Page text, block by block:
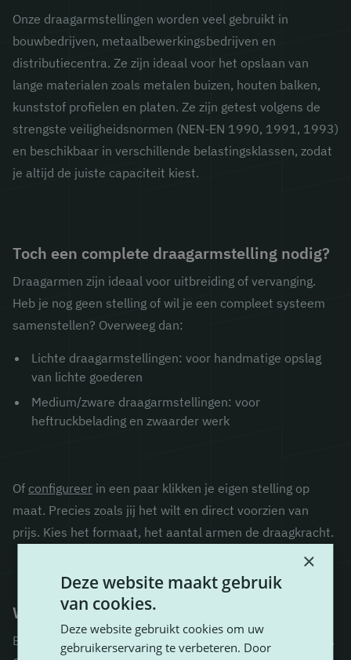
Onze draagarmstellingen worden veel gebruikt in
bouwbedrijven, metaalbewerkingsbedrijven en
distributiecentra. Ze zijn ideaal voor het opslaan van
lange materialen zoals metalen buizen, houten balken,
kunststof profielen en platen. Ze zijn getest volgens de
strengste veiligheidsnormen (NEN-EN 1990, 1991, 1993)
en beschikbaar in verschillende belastingsklassen, zodat
je altijd de juiste capaciteit kiest.
Toch een complete draagarmstelling nodig?
Draagarmen zijn ideaal voor uitbreiding of vervanging.
Heb je nog geen stelling of wil je een compleet systeem
samenstellen? Overweeg dan:
Lichte draagarmstellingen: voor handmatige opslag
van lichte goederen
Medium/zware draagarmstellingen: voor
heftruckbelading en zwaarder werk
Of configureer in een paar klikken je eigen stelling op
maat. Precies zoals jij het wilt en direct voorzien van
prijs. Kies het formaat, het aantal armen de draagkracht.
Waarom bestellen bij TITAN?
Bij ons geen onnodig ingewikkelde systemen of poes pas.
×
Deze website maakt gebruik
van cookies.
Deze website gebruikt cookies om uw
gebruikerservaring te verbeteren. Door